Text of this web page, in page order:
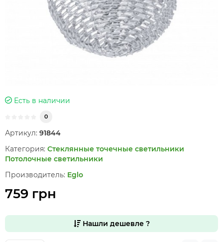
Есть в наличии
0
Артикул: 91844
Категория: Стеклянные точечные светильники
Потолочные светильники
Производитель: Eglo
759 грн
Нашли дешевле ?